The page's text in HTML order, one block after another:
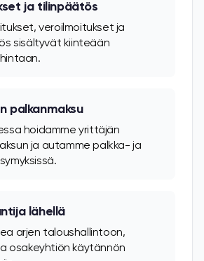
ja tilinpäätös
veroilmoitukset ja
sisältyvät kiinteään
palkanmaksu
hoidamme yrittäjän
ja autamme palkka- ja
lähellä
arjen taloushallintoon,
osakeyhtiön käytännön